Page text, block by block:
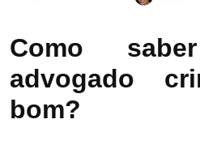
Como
advogado
bom?